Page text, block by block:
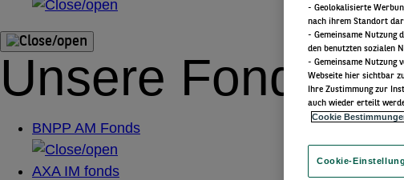
Unsere Fonds
BNPP AM Fonds
AXA IM fonds
- Geolokalisierte
nach ihrem Standort
- Gemeinsame Nutzung
den benutzten sozialen
- Gemeinsame Nutzung
Webseite hier sichtbar
Ihre Zustimmung zur
auch wieder erteilt
Cookie
Cookie-